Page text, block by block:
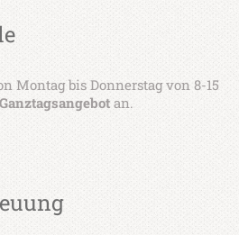
Montag bis Donnerstag von 8-15
an.